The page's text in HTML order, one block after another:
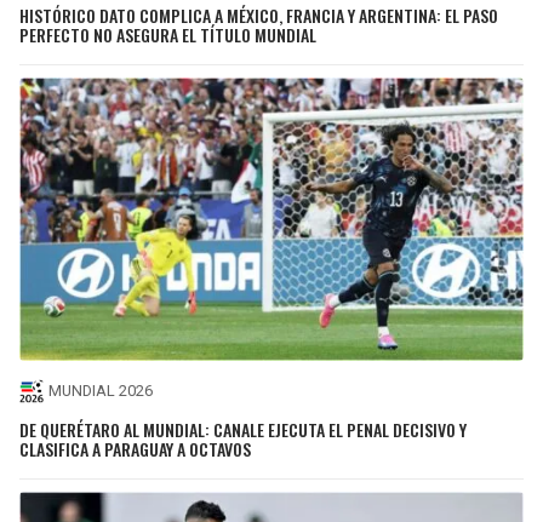
HISTÓRICO DATO COMPLICA A MÉXICO, FRANCIA Y ARGENTINA: EL PASO
PERFECTO NO ASEGURA EL TÍTULO MUNDIAL
MUNDIAL 2026
DE QUERÉTARO AL MUNDIAL: CANALE EJECUTA EL PENAL DECISIVO Y
CLASIFICA A PARAGUAY A OCTAVOS